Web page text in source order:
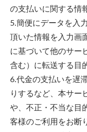
の支払いに関する情
5.簡便にデータを入
頂いた情報を入力画
に基づいて他のサー
含む）に転送する目
6.代金の支払いを遅
りするなど、本サー
や、不正・不当な目
客様のご利用をお断